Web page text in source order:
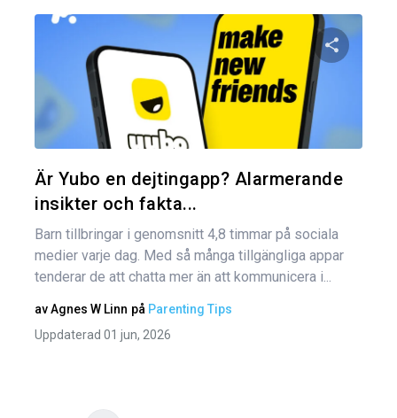
Är Yubo en dejtingapp? Alarmerande
insikter och fakta...
Barn tillbringar i genomsnitt 4,8 timmar på sociala
medier varje dag. Med så många tillgängliga appar
tenderar de att chatta mer än att kommunicera i...
avAgnes W Linn på Parenting Tips
Uppdaterad 01 jun, 2026